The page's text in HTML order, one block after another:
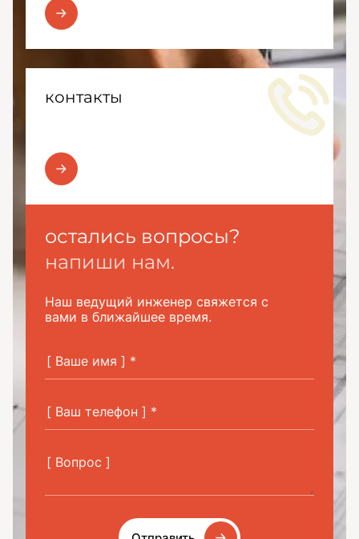
контакты
остались вопросы?
напиши нам.
Наш ведущий инженер свяжется с
вами в ближайшее время.